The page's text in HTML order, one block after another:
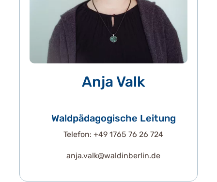
Anja Valk
Waldpädagogische Leitung
Telefon: +49 1765 76 26 724
anja.valk@waldinberlin.de